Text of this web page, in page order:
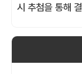
시 추첨을 통해